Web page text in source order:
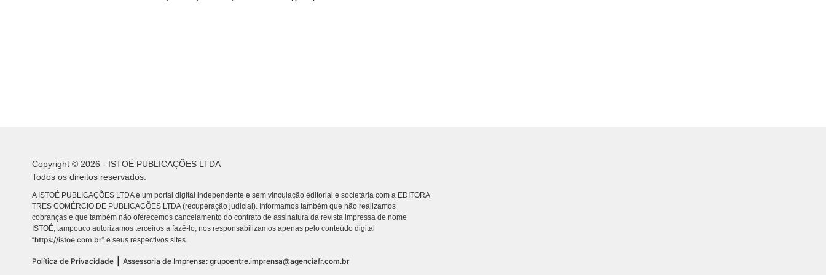
Copyright © 2026 - ISTOÉ PUBLICAÇÕES LTDA
Todos os direitos reservados.
A ISTOÉ PUBLICAÇÕES LTDA é um portal digital independente e sem vinculação editorial e societária com a EDITORA
TRES COMÉRCIO DE PUBLICACÕES LTDA (recuperação judicial). Informamos também que não realizamos
cobranças e que também não oferecemos cancelamento do contrato de assinatura da revista impressa de nome
ISTOÉ, tampouco autorizamos terceiros a fazê-lo, nos responsabilizamos apenas pelo conteúdo digital
“https://istoe.com.br” e seus respectivos sites.
Política de Privacidade Assessoria de Imprensa: grupoentre.imprensa@agenciafr.com.br